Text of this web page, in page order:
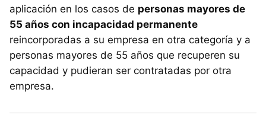
aplicación en los casos de personas mayores de
55 años con incapacidad permanente
reincorporadas a su empresa en otra categoría y a
personas mayores de 55 años que recuperen su
capacidad y pudieran ser contratadas por otra
empresa.